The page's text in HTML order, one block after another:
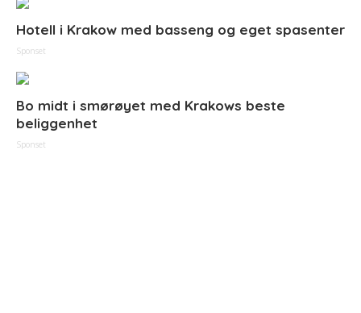
Hotell i Krakow med basseng og eget spasenter
Sponset
Bo midt i smørøyet med Krakows beste
beliggenhet
Sponset